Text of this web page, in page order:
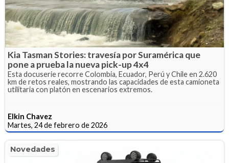
Kia Tasman Stories: travesía por Suramérica que
pone a prueba la nueva pick-up 4x4
Esta docuserie recorre Colombia, Ecuador, Perú y Chile en 2.620
km de retos reales, mostrando las capacidades de esta camioneta
utilitaria con platón en escenarios extremos.
Elkin Chavez
Martes, 24 de febrero de 2026
Novedades